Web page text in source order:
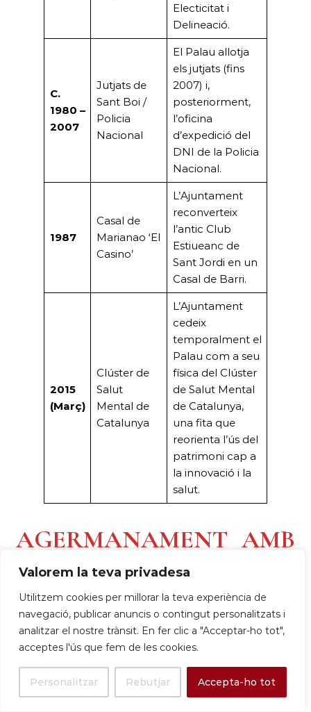
Valorem la teva privadesa
Utilitzem cookies per millorar la teva experiència de
navegació, publicar anuncis o contingut personalitzats i
analitzar el nostre trànsit. En fer clic a "Acceptar-ho tot",
acceptes l'ús que fem de les cookies.
Personalitzar Rebutjar Accepta-ho tot
Electicitat i
Delineació.
C.
1980 –
2007
Jutjats de
Sant Boi /
Policia
Nacional
El Palau allotja
els jutjats (fins
2007) i,
posteriorment,
l’oficina
d’expedició del
DNI de la Policia
Nacional.
1987
Casal de
Marianao ‘El
Casino’
L’Ajuntament
reconverteix
l’antic Club
Estiueanc de
Sant Jordi en un
Casal de Barri.
2015
(Març)
Clúster de
Salut
Mental de
Catalunya
L’Ajuntament
cedeix
temporalment el
Palau com a seu
física del Clúster
de Salut Mental
de Catalunya,
una fita que
reorienta l’ús del
patrimoni cap a
la innovació i la
salut.
AGERMANAMENT AMB
MARIANAO DE CUBA
Cronologia i Anàlisi de la
Dualitat Històrica de
l’Agermanament Sant Boi de
Llobregat – Marianao (La